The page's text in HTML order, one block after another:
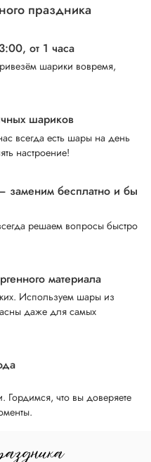
праздника
от 1 часа
шарики вовремя,
шариков
всегда есть шары на день
настроение!
заменим бесплатно и бы
решаем вопросы быстро
материала
Используем шары из
даже для самых
Гордимся, что вы доверяете